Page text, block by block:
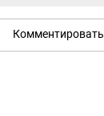
Комментировать